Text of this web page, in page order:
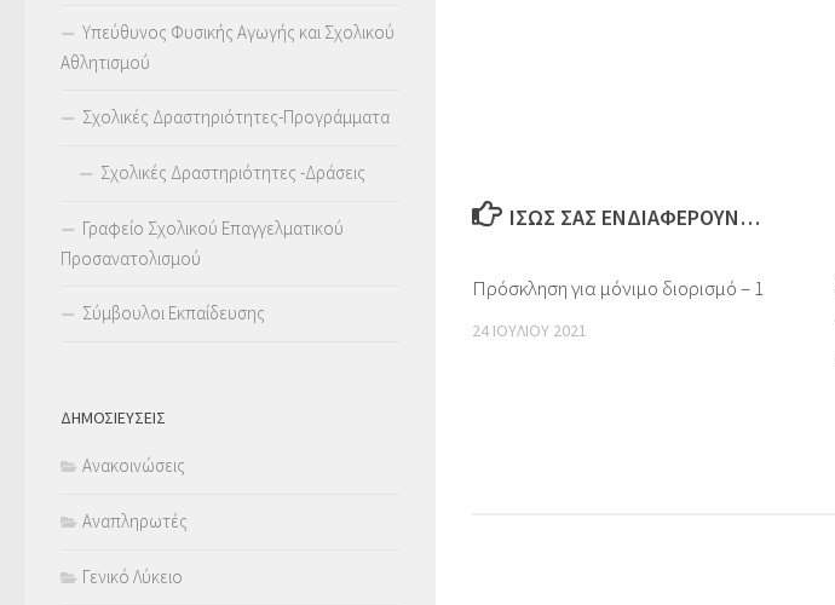
ΊΣΩΣ ΣΑΣ ΕΝΔΙΑΦΈΡΟΥΝ…
Πρόσκληση για μόνιμο διορισμό – 1
24 ΙΟΥΛΊΟΥ 2021
Υπεύθυνος Φυσικής Αγωγής και Σχολικού
Αθλητισμού
Σχολικές Δραστηριότητες-Προγράμματα
Σχολικές Δραστηριότητες -Δράσεις
Γραφείο Σχολικού Επαγγελματικού
Προσανατολισμού
Σύμβουλοι Εκπαίδευσης
ΔΗΜΟΣΙΕΥΣΕΙΣ
Ανακοινώσεις
Αναπληρωτές
Γενικό Λύκειο